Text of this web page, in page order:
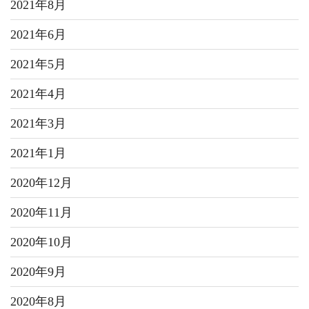
2021年8月
2021年6月
2021年5月
2021年4月
2021年3月
2021年1月
2020年12月
2020年11月
2020年10月
2020年9月
2020年8月